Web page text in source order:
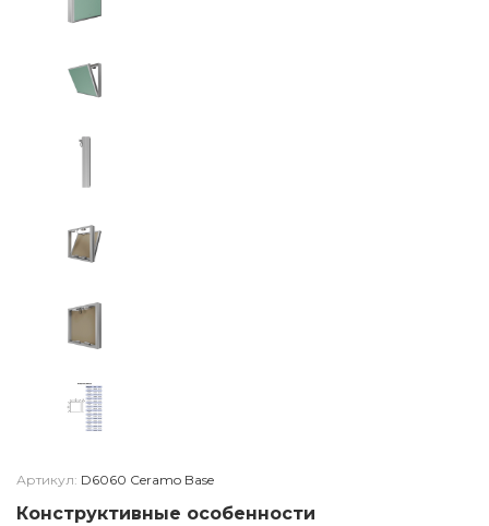
Артикул: D6060 Ceramo Base
Конструктивные особенности